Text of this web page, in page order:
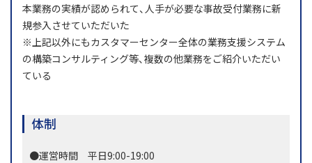
本業務の実績が認められて、人手が必要な事故受付業務に新
規参入させていただいた
※上記以外にもカスタマーセンター全体の業務支援システム
の構築コンサルティング等、複数の他業務をご紹介いただい
ている
体制
●運営時間 平日9:00-19:00